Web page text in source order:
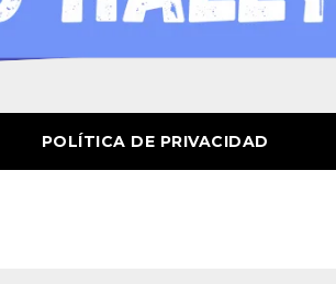
POLÍTICA DE PRIVACIDAD